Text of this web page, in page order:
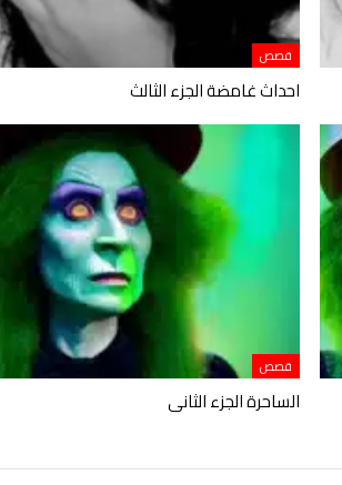
قصص
احداث غامضة الجزء الثالث
قصص
الساحرة الجزء الثانى